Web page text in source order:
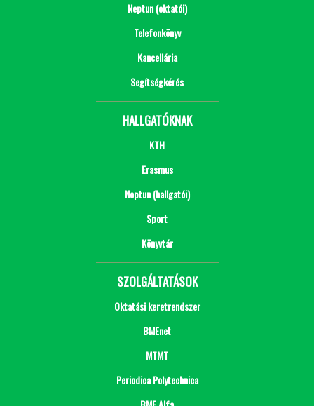
Neptun (oktatói)
Telefonkönyv
Kancellária
Segítségkérés
HALLGATÓKNAK
KTH
Erasmus
Neptun (hallgatói)
Sport
Könyvtár
SZOLGÁLTATÁSOK
Oktatási keretrendszer
BMEnet
MTMT
Periodica Polytechnica